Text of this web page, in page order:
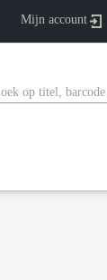
Mijn account